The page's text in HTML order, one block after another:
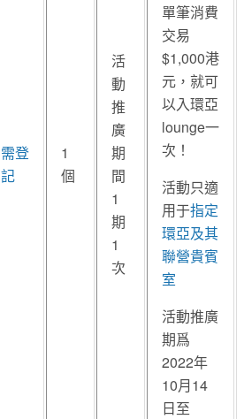
需登
記
1
個
活
動
推
廣
期
間
1
期
1
次
單筆消費
交易
$1,000港
元，就可
以入環亞
lounge一
次！
活動只適
用于指定
環亞及其
聯營貴賓
室
活動推廣
期爲
2022年
10月14
日至